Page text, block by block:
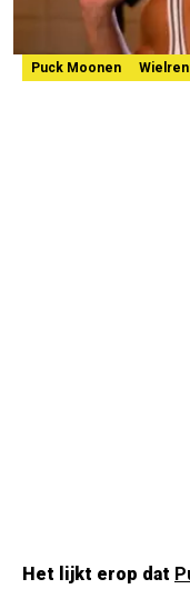
Puck Moonen
Het lijkt erop dat